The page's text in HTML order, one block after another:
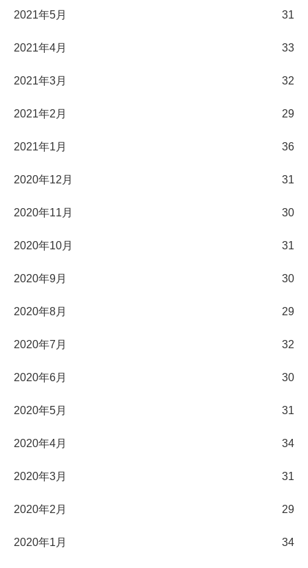
2021年5月 31
2021年4月 33
2021年3月 32
2021年2月 29
2021年1月 36
2020年12月 31
2020年11月 30
2020年10月 31
2020年9月 30
2020年8月 29
2020年7月 32
2020年6月 30
2020年5月 31
2020年4月 34
2020年3月 31
2020年2月 29
2020年1月 34